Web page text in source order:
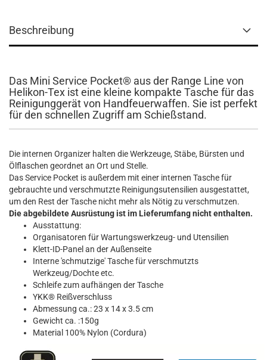
Beschreibung
Das Mini Service Pocket® aus der Range Line von
Helikon-Tex ist eine kleine kompakte Tasche für das
Reinigunggerät von Handfeuerwaffen. Sie ist perfekt
für den schnellen Zugriff am Schießstand.
Die internen Organizer halten die Werkzeuge, Stäbe, Bürsten und
Ölflaschen geordnet an Ort und Stelle.
Das Service Pocket is außerdem mit einer internen Tasche für
gebrauchte und verschmutzte Reinigungsutensilien ausgestattet,
um den Rest der Tasche nicht mehr als Nötig zu verschmutzen.
Die abgebildete Ausrüstung ist im Lieferumfang nicht enthalten.
Ausstattung:
Organisatoren für Wartungswerkzeug- und Utensilien
Klett-ID-Panel an der Außenseite
Interne 'schmutzige' Tasche für verschmutzts
Werkzeug/Dochte etc.
Schleife zum aufhängen der Tasche
YKK® Reißverschluss
Abmessung ca.: 23 x 14 x 3.5 cm
Gewicht ca. :150g
Material 100% Nylon (Cordura)